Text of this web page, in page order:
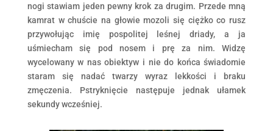
nogi stawiam jeden pewny krok za drugim. Przede mną
kamrat w chuście na głowie mozoli się ciężko co rusz
przywołując imię pospolitej leśnej driady, a ja
uśmiecham się pod nosem i prę za nim. Widzę
wycelowany w nas obiektyw i nie do końca świadomie
staram się nadać twarzy wyraz lekkości i braku
zmęczenia. Pstryknięcie następuje jednak ułamek
sekundy wcześniej.